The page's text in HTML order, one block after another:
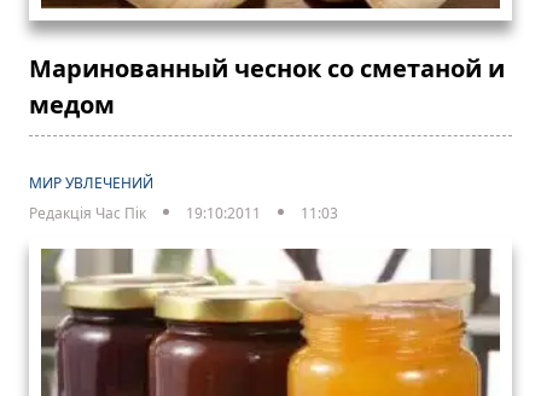
Маринованный чеснок со сметаной и
медом
МИР УВЛЕЧЕНИЙ
Редакція Час Пік
19:10:2011 11:03